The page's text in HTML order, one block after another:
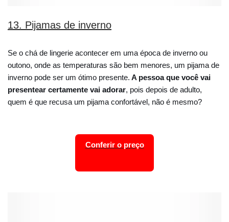
13. Pijamas de inverno
Se o chá de lingerie acontecer em uma época de inverno ou
outono, onde as temperaturas são bem menores, um pijama de
inverno pode ser um ótimo presente. A pessoa que você vai
presentear certamente vai adorar, pois depois de adulto,
quem é que recusa um pijama confortável, não é mesmo?
Conferir o preço